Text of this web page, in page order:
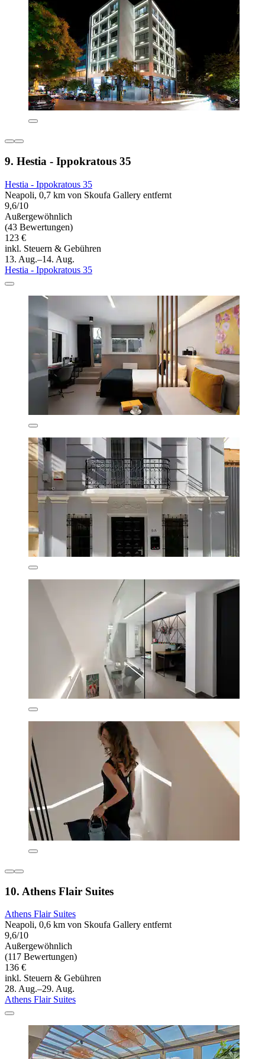
9. Hestia - Ippokratous 35
Hestia - Ippokratous 35
Neapoli, 0,7 km von Skoufa Gallery entfernt
9,6/10
Außergewöhnlich
(43 Bewertungen)
123 €
inkl. Steuern & Gebühren
13. Aug.–14. Aug.
Hestia - Ippokratous 35
10. Athens Flair Suites
Athens Flair Suites
Neapoli, 0,6 km von Skoufa Gallery entfernt
9,6/10
Außergewöhnlich
(117 Bewertungen)
136 €
inkl. Steuern & Gebühren
28. Aug.–29. Aug.
Athens Flair Suites